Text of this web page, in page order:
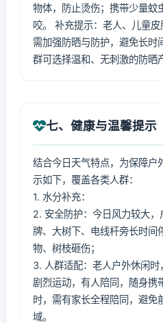
物体，防止烫伤；携带少量蚊
咬。 补充提示：老人、儿童
需加强防晒与防护，避免长时
群可选择温和、无刺激的防晒
七、健康与温馨提示
结合今日天气特点，为保障户
示如下，覆盖各类人群：
1. 水分补充：
2. 安全防护：今日风力较大
牌、大树下、电线杆旁长时间
物、树枝砸伤；
3. 人群适配：老人户外休闲
剧烈运动，有人陪同，随身携
时，需有家长全程陪同，避免
域。